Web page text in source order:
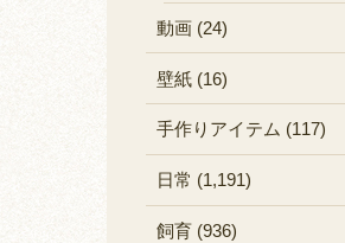
動画 (24)
壁紙 (16)
手作りアイテム (117)
日常 (1,191)
飼育 (936)